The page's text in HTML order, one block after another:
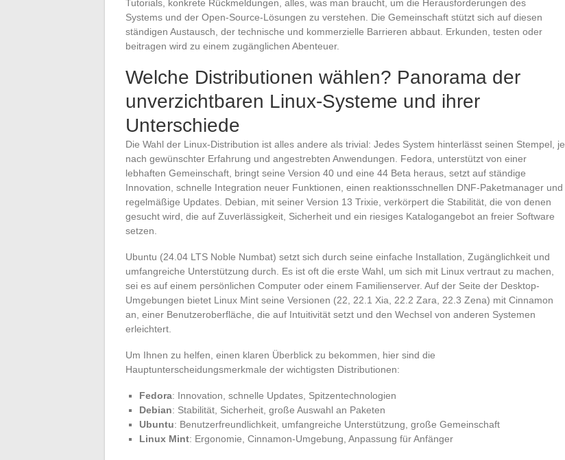
Tutorials, konkrete Rückmeldungen, alles, was man braucht, um die Herausforderungen des
Systems und der Open-Source-Lösungen zu verstehen. Die Gemeinschaft stützt sich auf diesen
ständigen Austausch, der technische und kommerzielle Barrieren abbaut. Erkunden, testen oder
beitragen wird zu einem zugänglichen Abenteuer.
Welche Distributionen wählen? Panorama der
unverzichtbaren Linux-Systeme und ihrer
Unterschiede
Die Wahl der Linux-Distribution ist alles andere als trivial: Jedes System hinterlässt seinen Stempel, je
nach gewünschter Erfahrung und angestrebten Anwendungen. Fedora, unterstützt von einer
lebhaften Gemeinschaft, bringt seine Version 40 und eine 44 Beta heraus, setzt auf ständige
Innovation, schnelle Integration neuer Funktionen, einen reaktionsschnellen DNF-Paketmanager und
regelmäßige Updates. Debian, mit seiner Version 13 Trixie, verkörpert die Stabilität, die von denen
gesucht wird, die auf Zuverlässigkeit, Sicherheit und ein riesiges Katalogangebot an freier Software
setzen.
Ubuntu (24.04 LTS Noble Numbat) setzt sich durch seine einfache Installation, Zugänglichkeit und
umfangreiche Unterstützung durch. Es ist oft die erste Wahl, um sich mit Linux vertraut zu machen,
sei es auf einem persönlichen Computer oder einem Familienserver. Auf der Seite der Desktop-
Umgebungen bietet Linux Mint seine Versionen (22, 22.1 Xia, 22.2 Zara, 22.3 Zena) mit Cinnamon
an, einer Benutzeroberfläche, die auf Intuitivität setzt und den Wechsel von anderen Systemen
erleichtert.
Um Ihnen zu helfen, einen klaren Überblick zu bekommen, hier sind die
Hauptunterscheidungsmerkmale der wichtigsten Distributionen:
Fedora: Innovation, schnelle Updates, Spitzentechnologien
Debian: Stabilität, Sicherheit, große Auswahl an Paketen
Ubuntu: Benutzerfreundlichkeit, umfangreiche Unterstützung, große Gemeinschaft
Linux Mint: Ergonomie, Cinnamon-Umgebung, Anpassung für Anfänger